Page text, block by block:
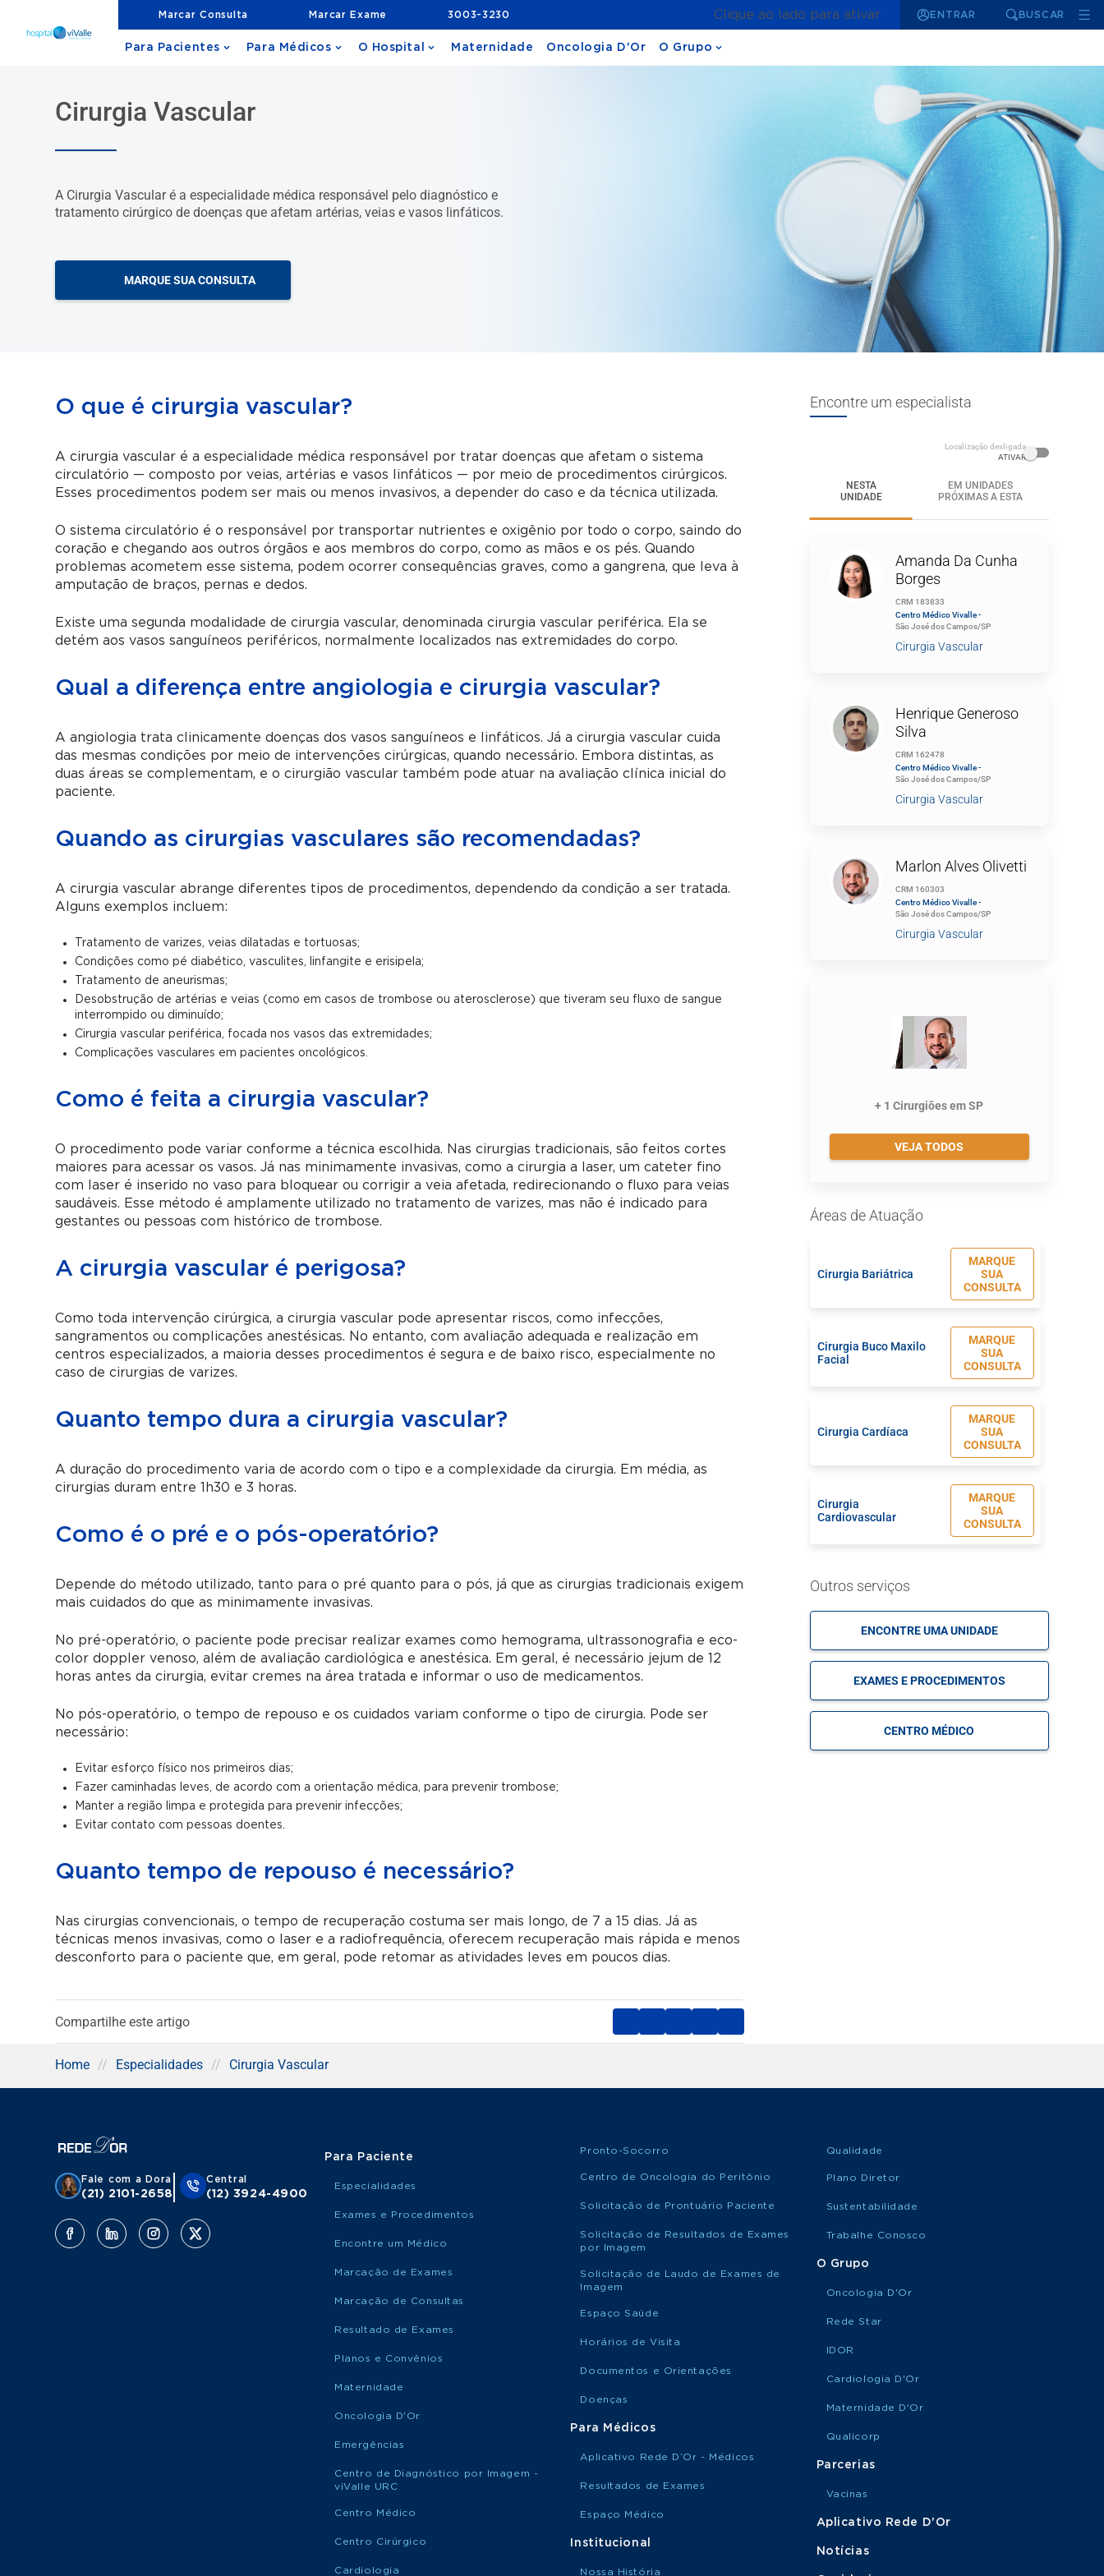
Marcar Consulta Marcar Exame 3003-3230 Clique ao lado para ativar ENTRAR BUSCAR
Para Pacientes Para Médicos O Hospital Maternidade Oncologia D'Or O Grupo
Cirurgia Vascular
A Cirurgia Vascular é a especialidade médica responsável pelo diagnóstico e
tratamento cirúrgico de doenças que afetam artérias, veias e vasos linfáticos.
MARQUE SUA CONSULTA
O que é cirurgia vascular?
A cirurgia vascular é a especialidade médica responsável por tratar doenças que afetam o sistema
circulatório — composto por veias, artérias e vasos linfáticos — por meio de procedimentos cirúrgicos.
Esses procedimentos podem ser mais ou menos invasivos, a depender do caso e da técnica utilizada.
O sistema circulatório é o responsável por transportar nutrientes e oxigênio por todo o corpo, saindo do
coração e chegando aos outros órgãos e aos membros do corpo, como as mãos e os pés. Quando
problemas acometem esse sistema, podem ocorrer consequências graves, como a gangrena, que leva à
amputação de braços, pernas e dedos.
Existe uma segunda modalidade de cirurgia vascular, denominada cirurgia vascular periférica. Ela se
detém aos vasos sanguíneos periféricos, normalmente localizados nas extremidades do corpo.
Qual a diferença entre angiologia e cirurgia vascular?
A angiologia trata clinicamente doenças dos vasos sanguíneos e linfáticos. Já a cirurgia vascular cuida
das mesmas condições por meio de intervenções cirúrgicas, quando necessário. Embora distintas, as
duas áreas se complementam, e o cirurgião vascular também pode atuar na avaliação clínica inicial do
paciente.
Quando as cirurgias vasculares são recomendadas?
A cirurgia vascular abrange diferentes tipos de procedimentos, dependendo da condição a ser tratada.
Alguns exemplos incluem:
Tratamento de varizes, veias dilatadas e tortuosas;
Condições como pé diabético, vasculites, linfangite e erisipela;
Tratamento de aneurismas;
Desobstrução de artérias e veias (como em casos de trombose ou aterosclerose) que tiveram seu fluxo de sangue
interrompido ou diminuído;
Cirurgia vascular periférica, focada nos vasos das extremidades;
Complicações vasculares em pacientes oncológicos.
Como é feita a cirurgia vascular?
O procedimento pode variar conforme a técnica escolhida. Nas cirurgias tradicionais, são feitos cortes
maiores para acessar os vasos. Já nas minimamente invasivas, como a cirurgia a laser, um cateter fino
com laser é inserido no vaso para bloquear ou corrigir a veia afetada, redirecionando o fluxo para veias
saudáveis. Esse método é amplamente utilizado no tratamento de varizes, mas não é indicado para
gestantes ou pessoas com histórico de trombose.
A cirurgia vascular é perigosa?
Como toda intervenção cirúrgica, a cirurgia vascular pode apresentar riscos, como infecções,
sangramentos ou complicações anestésicas. No entanto, com avaliação adequada e realização em
centros especializados, a maioria desses procedimentos é segura e de baixo risco, especialmente no
caso de cirurgias de varizes.
Quanto tempo dura a cirurgia vascular?
A duração do procedimento varia de acordo com o tipo e a complexidade da cirurgia. Em média, as
cirurgias duram entre 1h30 e 3 horas.
Como é o pré e o pós-operatório?
Depende do método utilizado, tanto para o pré quanto para o pós, já que as cirurgias tradicionais exigem
mais cuidados do que as minimamente invasivas.
No pré-operatório, o paciente pode precisar realizar exames como hemograma, ultrassonografia e eco-
color doppler venoso, além de avaliação cardiológica e anestésica. Em geral, é necessário jejum de 12
horas antes da cirurgia, evitar cremes na área tratada e informar o uso de medicamentos.
No pós-operatório, o tempo de repouso e os cuidados variam conforme o tipo de cirurgia. Pode ser
necessário:
Evitar esforço físico nos primeiros dias;
Fazer caminhadas leves, de acordo com a orientação médica, para prevenir trombose;
Manter a região limpa e protegida para prevenir infecções;
Evitar contato com pessoas doentes.
Quanto tempo de repouso é necessário?
Nas cirurgias convencionais, o tempo de recuperação costuma ser mais longo, de 7 a 15 dias. Já as
técnicas menos invasivas, como o laser e a radiofrequência, oferecem recuperação mais rápida e menos
desconforto para o paciente que, em geral, pode retomar as atividades leves em poucos dias.
Compartilhe este artigo
Encontre um especialista
Localização desligada
ATIVAR
NESTA
UNIDADE
EM UNIDADES
PRÓXIMAS A ESTA
Amanda Da Cunha
Borges
CRM 183833
Centro Médico Vivalle -
São José dos Campos/SP
Cirurgia Vascular
Henrique Generoso
Silva
CRM 162478
Centro Médico Vivalle -
São José dos Campos/SP
Cirurgia Vascular
Marlon Alves Olivetti
CRM 160303
Centro Médico Vivalle -
São José dos Campos/SP
Cirurgia Vascular
+ 1 Cirurgiões em SP
VEJA TODOS
Áreas de Atuação
Cirurgia Bariátrica
MARQUE
SUA
CONSULTA
Cirurgia Buco Maxilo
Facial
MARQUE
SUA
CONSULTA
Cirurgia Cardíaca
MARQUE
SUA
CONSULTA
Cirurgia
Cardiovascular
MARQUE
SUA
CONSULTA
Cirurgia de Cabeça e
MARQUE
CONSULTA
Cirurgia de Cotovelo
MARQUE
SUA
Cirurgia de Parkinson
Tornozelo
Cirurgia de Punho
Outros serviços
ENCONTRE UMA UNIDADE
EXAMES E PROCEDIMENTOS
CENTRO MÉDICO
Home // Especialidades // Cirurgia Vascular
Fale com a Dora
(21) 2101-2658
Central
(12) 3924-4900
Para Paciente
Especialidades
Exames e Procedimentos
Encontre um Médico
Marcação de Exames
Marcação de Consultas
Resultado de Exames
Planos e Convênios
Maternidade
Oncologia D'Or
Emergências
Centro de Diagnóstico por Imagem -
viValle URC
Centro Médico
Centro Cirúrgico
Cardiologia
Pronto-Socorro
Centro de Oncologia do Peritônio
Solicitação de Prontuário Paciente
Solicitação de Resultados de Exames
por Imagem
Solicitação de Laudo de Exames de
Imagem
Espaço Saúde
Horários de Visita
Documentos e Orientações
Doenças
Para Médicos
Aplicativo Rede D’Or - Médicos
Resultados de Exames
Espaço Médico
Institucional
Nossa História
Qualidade
Plano Diretor
Sustentabilidade
Trabalhe Conosco
O Grupo
Oncologia D'Or
Rede Star
IDOR
Cardiologia D'Or
Maternidade D'Or
Qualicorp
Parcerias
Vacinas
Aplicativo Rede D'Or
Notícias